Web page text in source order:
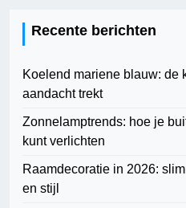
Recente berichten
Koelend mariene blauw: de
aandacht trekt
Zonnelamptrends: hoe je
kunt verlichten
Raamdecoratie in 2026:
en stijl